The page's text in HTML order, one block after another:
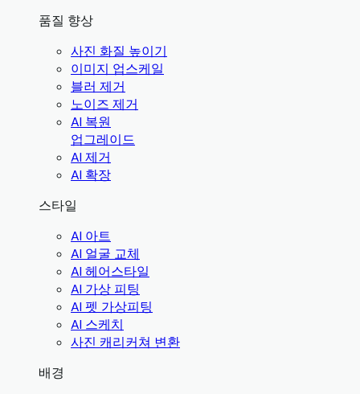
품질 향상
사진 화질 높이기
이미지 업스케일
블러 제거
노이즈 제거
AI 복원
업그레이드
AI 제거
AI 확장
스타일
AI 아트
AI 얼굴 교체
AI 헤어스타일
AI 가상 피팅
AI 펫 가상피팅
AI 스케치
사진 캐리커쳐 변환
배경